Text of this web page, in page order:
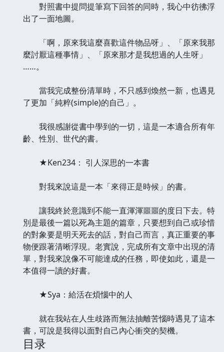
對照書中提問提筆寫下回答的同時，我心中彷彿浮
出了一面地圖。
「啊，原來我這麼喜歡這件物品呀」、「原來我那
麼討厭這種事情」、「原來那才是我想過的人生呀」
……。
當我完成整份清單時，不只感到煥然一新，也遇見
了更加「純粹(simple)的自己」。
我很感謝從書中學到的一切，這是一本適合所有年
齡、性別、世代的書。
★Ken234： 引人深思的一本書
對我來說這是一本「來得正是時候」的書。
讓我終於意識到不能一直渾渾噩噩的度日下去。特
別是最後一篇以死為主題的篇章，只要想到自己或珍惜
的對象要是明天死去的話，對自己而言，真正重要的事
物便跟著清晰浮現。老實說，完成所有文章中出現的清
單，對我來說像不可能達成的任務，即使如此，還是一
本值得一讀的好書。
★Sya：給活在煩惱中的人
就在我站在人生歧路而無法抽離苦惱時遇見了這本
書，可說是我得以面對自己內心衝突的契機。
目录